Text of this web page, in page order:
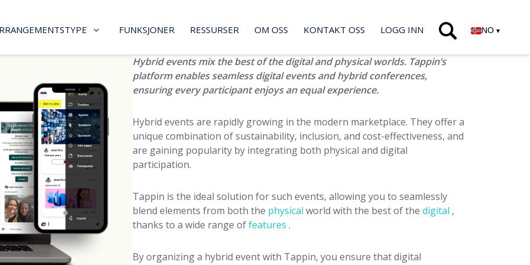
FUNKSJONER RESSURSER OM OSS KONTAKT OSS LOGG INN NO ▾
Hybrid events mix the best of the digital and physical worlds. Tappin’s
platform enables seamless digital events and hybrid conferences,
ensuring every participant enjoys an equal experience.
Hybrid events are rapidly growing in the modern marketplace. They offer a
unique combination of sustainability, inclusion, and cost-effectiveness, and
are gaining popularity by integrating both physical and digital
participation.
Tappin is the ideal solution for such events, allowing you to seamlessly
blend elements from both the physical world with the best of the digital ,
thanks to a wide range offeatures .
By organizing a hybrid event with Tappin, you ensure that digital